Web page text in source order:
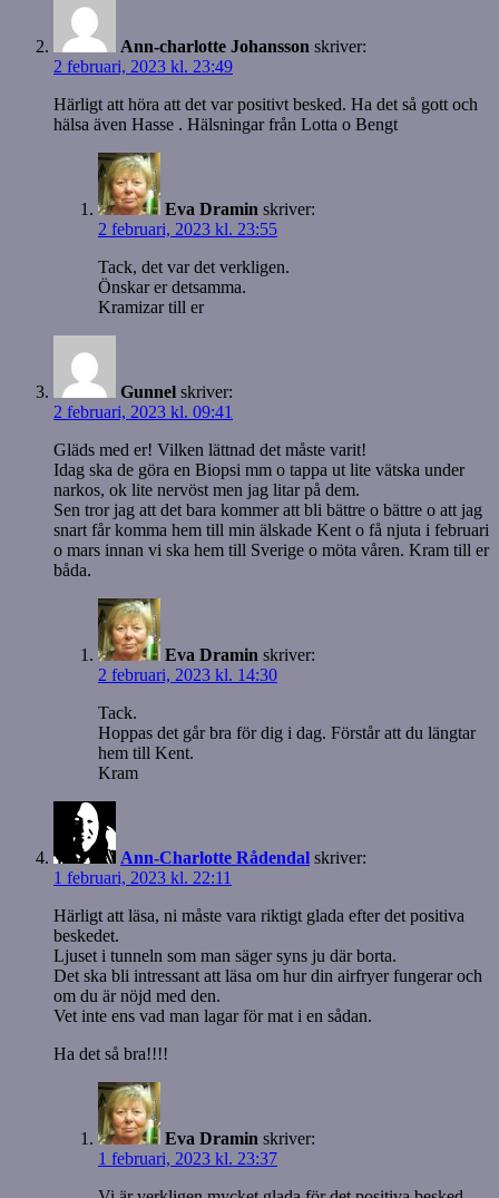
Ann-charlotte Johansson skriver:
2 februari, 2023 kl. 23:49
Härligt att höra att det var positivt besked. Ha det så gott och
hälsa även Hasse . Hälsningar från Lotta o Bengt
Eva Dramin skriver:
2 februari, 2023 kl. 23:55
Tack, det var det verkligen.
Önskar er detsamma.
Kramizar till er
Gunnel skriver:
2 februari, 2023 kl. 09:41
Gläds med er! Vilken lättnad det måste varit!
Idag ska de göra en Biopsi mm o tappa ut lite vätska under
narkos, ok lite nervöst men jag litar på dem.
Sen tror jag att det bara kommer att bli bättre o bättre o att jag
snart får komma hem till min älskade Kent o få njuta i februari
o mars innan vi ska hem till Sverige o möta våren. Kram till er
båda.
Eva Dramin skriver:
2 februari, 2023 kl. 14:30
Tack.
Hoppas det går bra för dig i dag. Förstår att du längtar
hem till Kent.
Kram
Ann-Charlotte Rådendal skriver:
1 februari, 2023 kl. 22:11
Härligt att läsa, ni måste vara riktigt glada efter det positiva
beskedet.
Ljuset i tunneln som man säger syns ju där borta.
Det ska bli intressant att läsa om hur din airfryer fungerar och
om du är nöjd med den.
Vet inte ens vad man lagar för mat i en sådan.
Ha det så bra!!!!
Eva Dramin skriver:
1 februari, 2023 kl. 23:37